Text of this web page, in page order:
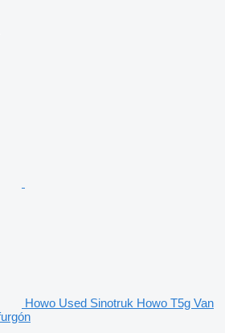
Howo Used Sinotruk Howo T5g Van